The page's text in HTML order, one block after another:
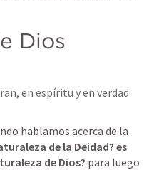
Dios
en espíritu y en verdad
hablamos acerca de la
de la Deidad? es
de Dios? para luego